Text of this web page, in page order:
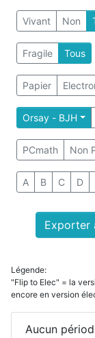
Vivant Non
Fragile Tous
Papier
Orsay - BJH
PCmath Non
A B C D
Exporter
Légende:
"Flip to Elec" = la
encore en version
Aucun